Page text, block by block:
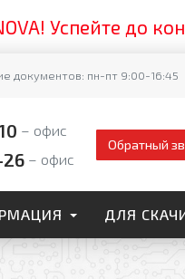
до
документов: пн-пт 9:00-16:45
офис
26 офис
Обратный
ДЛЯ